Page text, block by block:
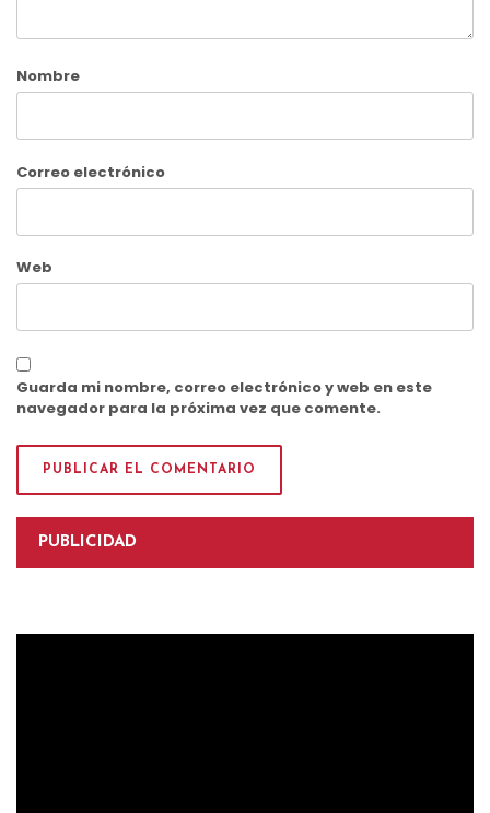
Nombre
Correo electrónico
Web
Guarda mi nombre, correo electrónico y web en este
navegador para la próxima vez que comente.
PUBLICIDAD